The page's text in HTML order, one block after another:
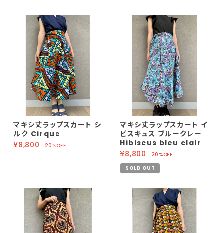
マキシ丈ラップスカート シ
ルク Cirque
¥8,800
20%OFF
マキシ丈ラップスカート イ
ビスキュス ブルークレー
Hibiscus bleu clair
¥8,800
20%OFF
SOLD OUT